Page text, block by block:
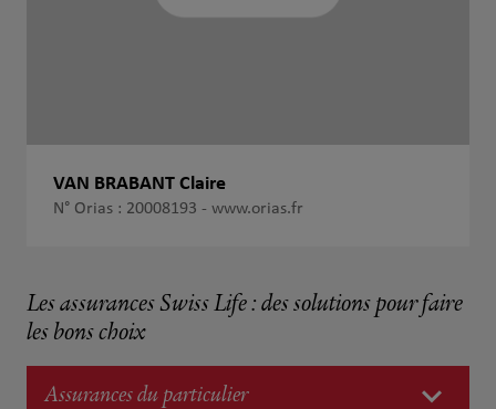
VAN BRABANT Claire
N° Orias : 20008193 - www.orias.fr
Les assurances Swiss Life : des solutions pour faire
les bons choix
Assurances du particulier